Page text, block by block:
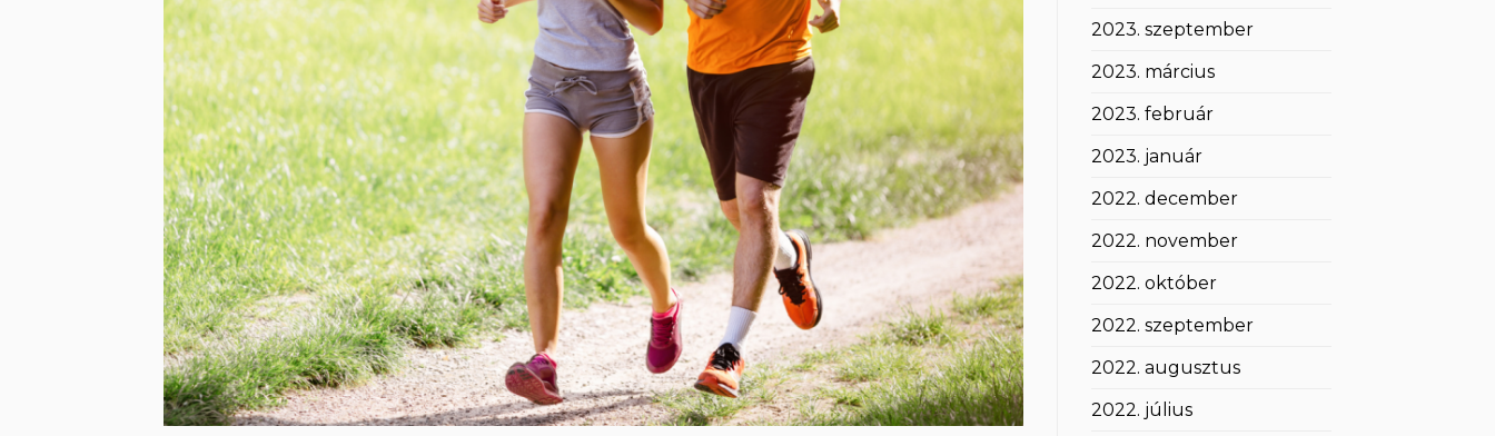
2023. szeptember
2023. március
2023. február
2023. január
2022. december
2022. november
2022. október
2022. szeptember
2022. augusztus
2022. július